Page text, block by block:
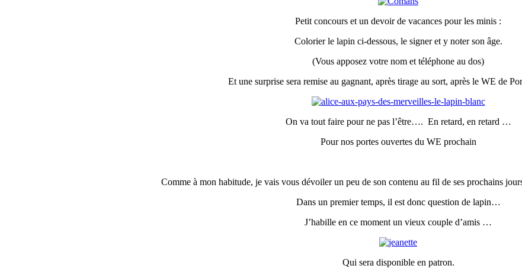
Petit concours et un devoir de vacances pour les minis :
Colorier le lapin ci-dessous, le signer et y noter son âge.
(Vous apposez votre nom et téléphone au dos)
Et une surprise sera remise au gagnant, après tirage au sort, après le WE de
On va tout faire pour ne pas l’être…. En retard, en retard …
Pour nos portes ouvertes du WE prochain
Comme à mon habitude, je vais vous dévoiler un peu de son contenu au fil de ses prochains
Dans un premier temps, il est donc question de lapin…
J’habille en ce moment un vieux couple d’amis …
Qui sera disponible en patron.